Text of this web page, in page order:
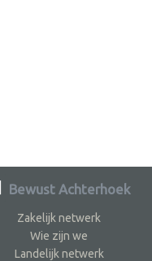
Bewust Achterhoek
Zakelijk netwerk
Wie zijn we
Landelijk netwerk